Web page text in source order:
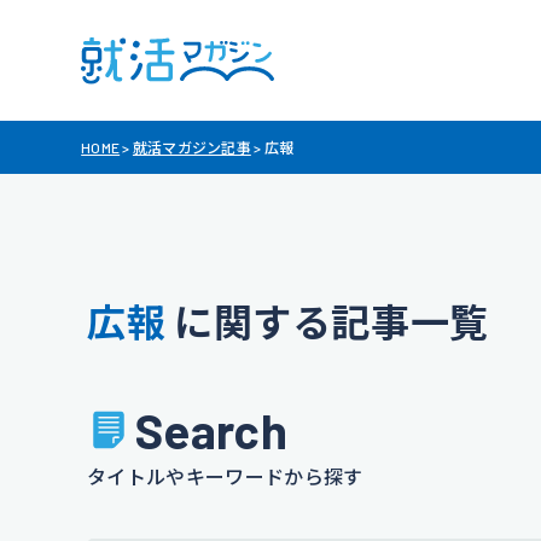
HOME> 就活マガジン記事 > 広報
広報 に関する記事一覧
Search
タイトルやキーワードから探す